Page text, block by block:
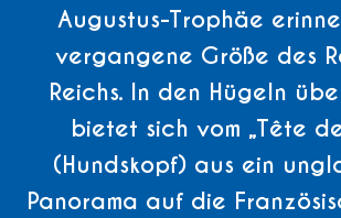
Augustus-Trophäe
vergangene Größe des
Reichs. In den Hügeln
bietet sich vom „Tête
(Hundskopf) aus ein
Panorama auf die